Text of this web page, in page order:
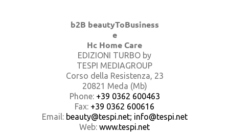
b2B beautyToBusiness
e
Hc Home Care
EDIZIONI TURBO by
TESPI MEDIAGROUP
Corso della Resistenza, 23
20821 Meda (Mb)
Phone: +39 0362 600463
Fax: +39 0362 600616
Email: beauty@tespi.net; info@tespi.net
Web: www.tespi.net